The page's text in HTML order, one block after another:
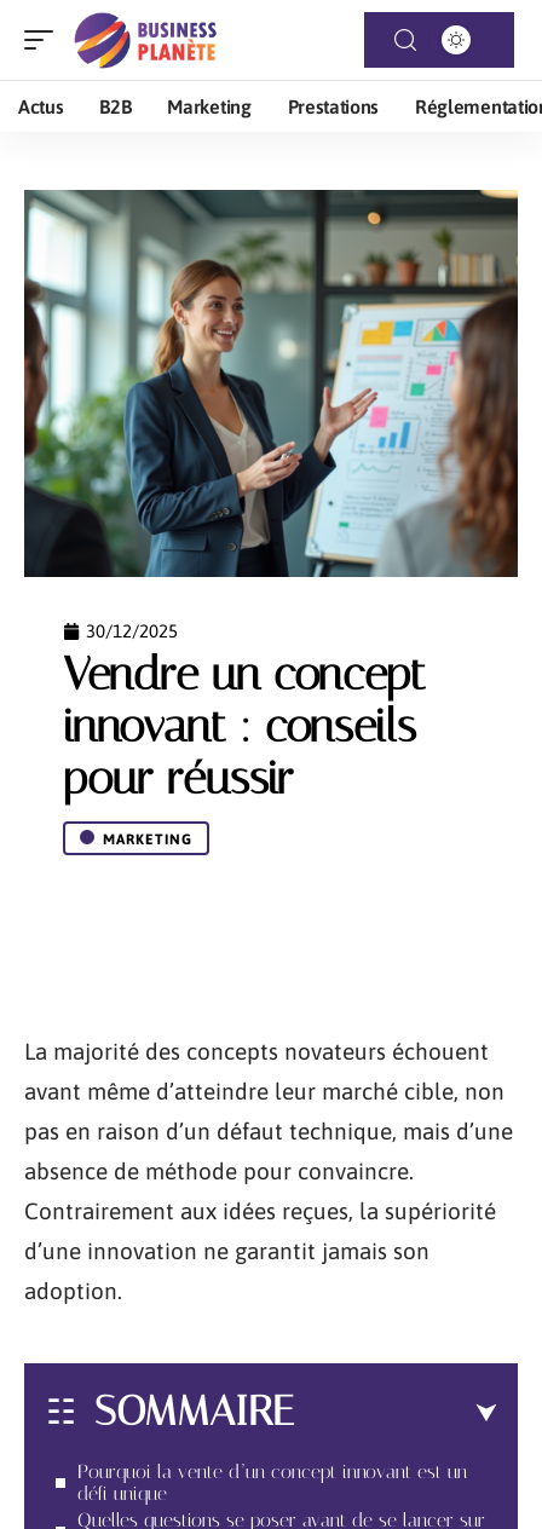
Actus B2B Marketing Prestations
30/12/2025
Vendre un concept
innovant : conseils
pour réussir
MARKETING
La majorité des concepts novateurs échouent
avant même d’atteindre leur marché cible, non
pas en raison d’un défaut technique, mais d’une
absence de méthode pour convaincre.
Contrairement aux idées reçues, la supériorité
d’une innovation ne garantit jamais son
adoption.
SOMMAIRE
Pourquoi la vente d’un concept innovant est un
défi unique
Quelles questions se poser avant de se lancer sur